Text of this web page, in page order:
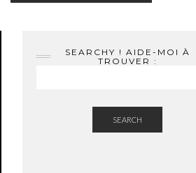
SEARCHY ! AIDE-MOI À
TROUVER :
SEARCH